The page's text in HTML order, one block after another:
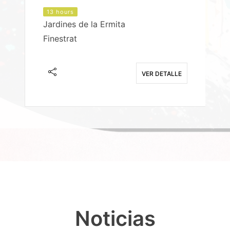
13 hours
Jardines de la Ermita
Finestrat
VER DETALLE
Noticias